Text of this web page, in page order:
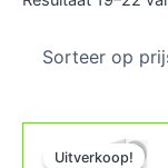
Uitverkoop!
Oorspronkelijke